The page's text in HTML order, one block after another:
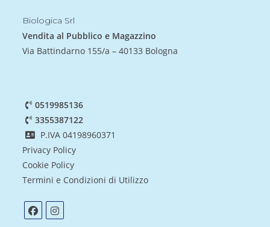
Biologica Srl
Vendita al Pubblico e Magazzino
Via Battindarno 155/a – 40133 Bologna
0519985136
3355387122
P.IVA 04198960371
Privacy Policy
Cookie Policy
Termini e Condizioni di Utilizzo